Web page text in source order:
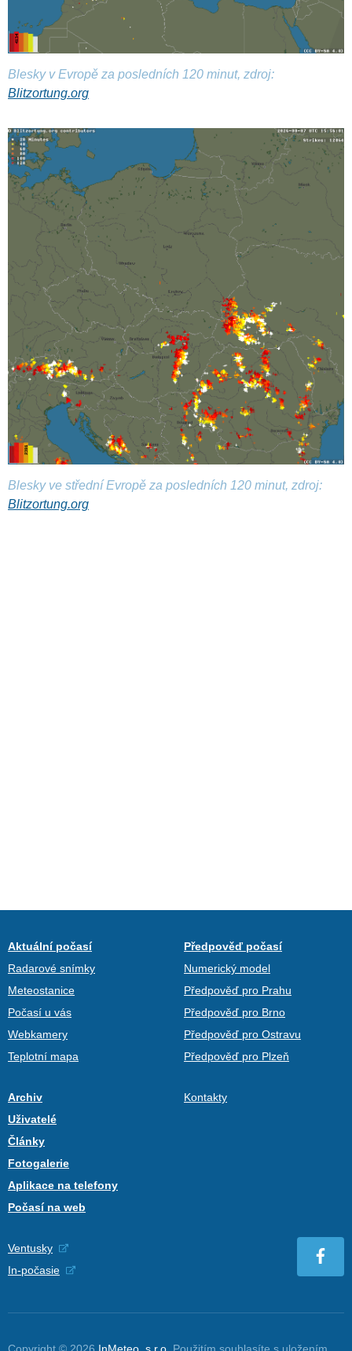
Blesky v Evropě za posledních 120 minut, zdroj:
Blitzortung.org
Blesky ve střední Evropě za posledních 120 minut, zdroj:
Blitzortung.org
Aktuální počasí
Radarové snímky
Meteostanice
Počasí u vás
Webkamery
Teplotní mapa
Předpověď počasí
Numerický model
Předpověď pro Prahu
Předpověď pro Brno
Předpověď pro Ostravu
Předpověď pro Plzeň
Archiv
Uživatelé
Články
Fotogalerie
Aplikace na telefony
Počasí na web
Kontakty
Ventusky
In-počasie
Copyright © 2026 InMeteo, s.r.o. Použitím souhlasíte s uložením